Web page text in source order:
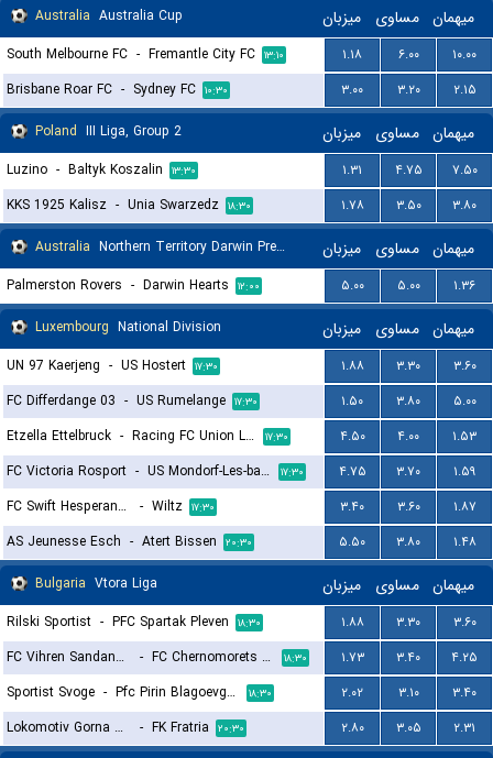
Australia Australia Cup میزبان مساوی میهمان
South Melbourne FC - Fremantle City FC ۱۳:۱۰ ۱.۱۸ ۶.۰۰
۱۰.۰۰
Brisbane Roar FC - Sydney FC ۱۰:۳۰ ۳.۰۰ ۳.۲۰
۲.۱۵
Poland III Liga, Group 2 میزبان مساوی میهمان
Luzino - Baltyk Koszalin ۱۳:۳۰ ۱.۳۱ ۴.۷۵
۷.۵۰
KKS 1925 Kalisz - Unia Swarzedz ۱۸:۳۰ ۱.۷۸ ۳.۵۰
۳.۸۰
Australia Northern Territory Darwin Premier League میزبان مساوی میهمان
Palmerston Rovers - Darwin Hearts ۱۲:۰۰ ۵.۰۰ ۵.۰۰
۱.۳۶
Luxembourg National Division میزبان مساوی میهمان
UN 97 Kaerjeng - US Hostert ۱۷:۳۰ ۱.۸۸ ۳.۳۰
۳.۶۰
FC Differdange 03 - US Rumelange ۱۷:۳۰ ۱.۵۰ ۳.۸۰
۵.۰۰
Etzella Ettelbruck - Racing FC Union Letzebuerg ۱۷:۳۰ ۴.۵۰ ۴.۰۰
۱.۵۳
FC Victoria Rosport - US Mondorf-Les-bains ۱۷:۳۰ ۴.۷۵ ۳.۷۰
۱.۵۹
FC Swift Hesperange
- Wiltz ۱۷:۳۰ ۳.۴۰ ۳.۶۰
۱.۸۷
AS Jeunesse Esch - Atert Bissen ۲۰:۳۰ ۵.۵۰ ۳.۸۰
۱.۴۸
Bulgaria Vtora Liga میزبان مساوی میهمان
Rilski Sportist - PFC Spartak Pleven ۱۸:۳۰ ۱.۸۸ ۳.۳۰
۳.۶۰
FC Vihren Sandanski
- FC Chernomorets 1919 Burgas ۱۸:۳۰ ۱.۷۳ ۳.۴۰
۴.۲۵
Sportist Svoge - Pfc Pirin Blagoevgrad ۱۸:۳۰ ۲.۰۲ ۳.۱۰
۳.۴۰
Lokomotiv Gorna Oryahovitsa
- FK Fratria ۲۰:۳۰ ۲.۸۰ ۳.۰۵
۲.۳۱